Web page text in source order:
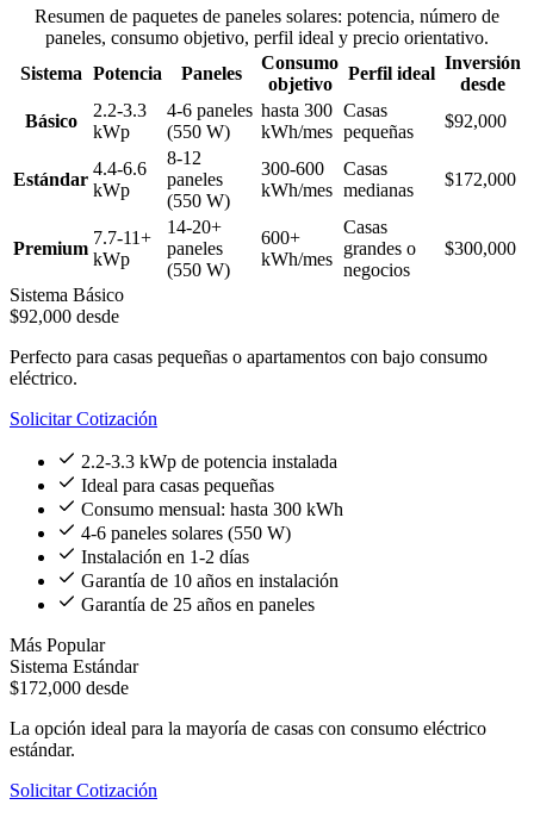
Resumen de paquetes de paneles solares: potencia, número de
paneles, consumo objetivo, perfil ideal y precio orientativo.
Sistema Potencia Paneles
Consumo
objetivo
Perfil ideal
Inversión
desde
Básico
2.2-3.3
kWp
4-6 paneles
(550 W)
hasta 300
kWh/mes
Casas
pequeñas
$92,000
Estándar
4.4-6.6
kWp
8-12
paneles
(550 W)
300-600
kWh/mes
Casas
medianas
$172,000
Premium
7.7-11+
kWp
14-20+
paneles
(550 W)
600+
kWh/mes
Casas
grandes o
negocios
$300,000
Sistema Básico
$92,000 desde
Perfecto para casas pequeñas o apartamentos con bajo consumo
eléctrico.
Solicitar Cotización
2.2-3.3 kWp de potencia instalada
Ideal para casas pequeñas
Consumo mensual: hasta 300 kWh
4-6 paneles solares (550 W)
Instalación en 1-2 días
Garantía de 10 años en instalación
Garantía de 25 años en paneles
Más Popular
Sistema Estándar
$172,000 desde
La opción ideal para la mayoría de casas con consumo eléctrico
estándar.
Solicitar Cotización